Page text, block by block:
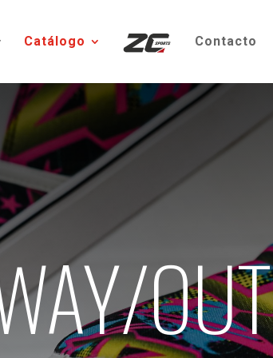
Catálogo Contacto
OUT